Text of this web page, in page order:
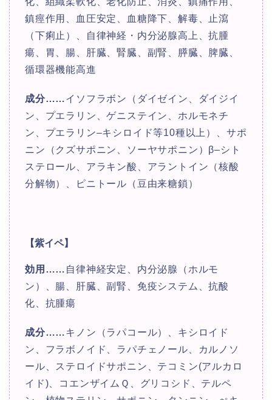
鎮痙作用、血圧安定、血糖降下、解毒、止瀉
（下痢止）、自律神経・内分泌腺高上、抗腫
瘍、胃、腸、肝臓、腎臓、副腎、膵臓、脾臓、
循環器機能高進
成分……イソフラボン（ダイゼイン、ダイジイ
ン、プエラリン、ゲニステイン、ホルモネチ
ン、プエラリン‒キシロイド等10種以上）、サポ
ニン（クズサポニン、ソーヤサポニン）β‒シト
ステロール、アラキン酸、アラントイン（核酸
分解物）、ピニトール（豆由来糖鎖）
【紫イペ】
効用 …… 自律神経安定、内分泌腺（ホルモ
ン）、腸、肝臓、副腎、免疫システム、抗酸
化、抗腫瘍
成分……キノン（ラパコール）、キシロイド
ン、フラボノイド、ラパチェノール、カルノソ
ール、ステロイドサポニン、テコミン(アルカロ
イド)、コエンザイムＱ、グリコシド、テルペ